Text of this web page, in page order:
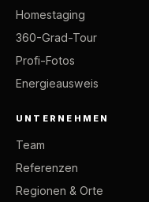
Homestaging
360-Grad-Tour
Profi-Fotos
Energieausweis
UNTERNEHMEN
Team
Referenzen
Regionen & Orte